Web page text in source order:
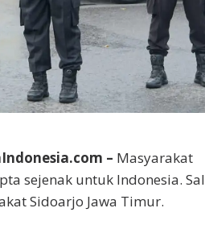
– Masyarakat
sejenak untuk Indonesia.
Sidoarjo Jawa Timur.